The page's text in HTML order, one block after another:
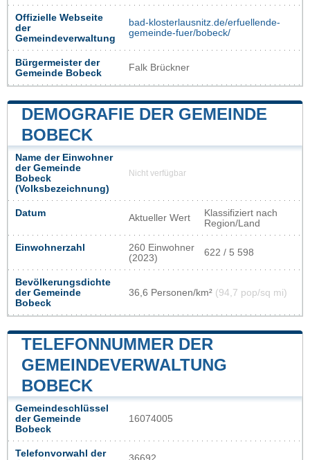
Offizielle Webseite
der
Gemeindeverwaltung
bad-klosterlausnitz.de/erfuellende-
gemeinde-fuer/bobeck/
Bürgermeister der
Gemeinde Bobeck
Falk Brückner
DEMOGRAFIE DER GEMEINDE
BOBECK
Name der Einwohner
der Gemeinde
Bobeck
(Volksbezeichnung)
Nicht verfügbar
Datum Aktueller Wert
Klassifiziert nach
Region/Land
Einwohnerzahl
260 Einwohner
(2023)
622 / 5 598
Bevölkerungsdichte
der Gemeinde
Bobeck
36,6 Personen/km² (94,7 pop/sq mi)
TELEFONNUMMER DER
GEMEINDEVERWALTUNG
BOBECK
Gemeindeschlüssel
der Gemeinde
Bobeck
16074005
Telefonvorwahl der